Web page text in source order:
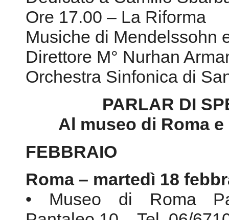
PARLAR DI
Al museo di Roma
FEBBRAIO
• Museo di Roma
Pantaleo,10 – Tel. 06/
Ore 17.30 – “I percorsi
Sulla scia profumata
Ore 17.40 – “Autori in
libro “Rodolfo Valentino